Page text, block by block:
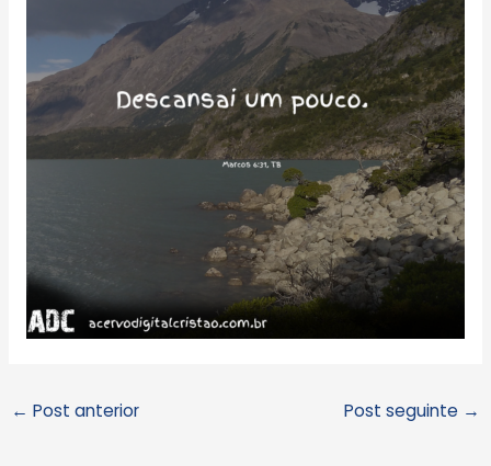
← Post anterior Post seguinte →